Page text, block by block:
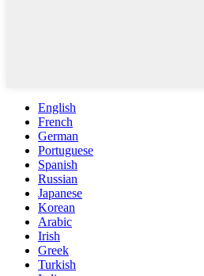
English
French
German
Portuguese
Spanish
Russian
Japanese
Korean
Arabic
Irish
Greek
Turkish